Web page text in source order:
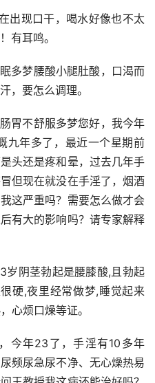
出现口干，喝水好像也不太
有耳鸣。
多梦腰酸小腿肚酸，口渴而
，要怎么调理。
胃不舒服多梦您好，我今年
九年多了，最近一个星期前
头还是疼和晕，过去几年手
但现在就没在手淫了，烟酒
这严重吗？需要怎么做才会
有大的影响吗？请专家解释
岁阴茎勃起是腰膝酸,且勃起
硬,夜里经常做梦,睡觉起来
心烦口燥等证。
今年23了，手淫有10多年
频尿急尿不净、无心燥热易